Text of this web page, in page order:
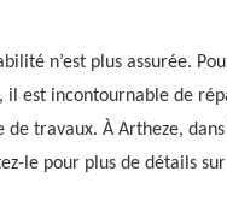
n’est plus assurée.
est incontournable de
travaux. À Artheze,
le pour plus de détails